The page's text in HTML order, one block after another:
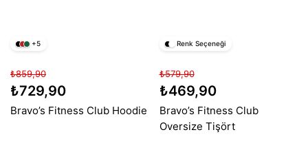
+5
₺859,90
₺729,90
Bravo’s Fitness Club Hoodie
Renk Seçeneği
₺579,90
₺469,90
Bravo’s Fitness Club
Oversize Tişört